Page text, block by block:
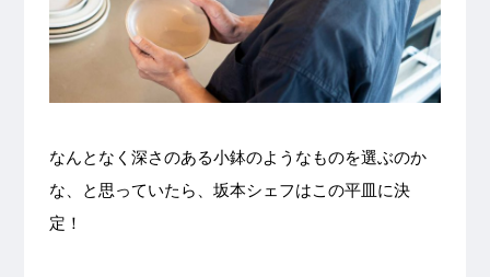
なんとなく深さのある小鉢のようなものを選ぶのか
な、と思っていたら、坂本シェフはこの平皿に決
定！